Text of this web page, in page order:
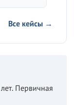
Все кейсы →
Первичная